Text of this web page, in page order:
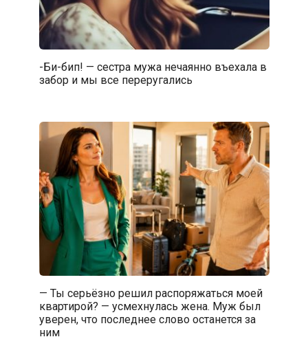
-Би-бип! — сестра мужа нечаянно въexaла в
забор и мы все пepepyгались
— Ты серьёзно решил распоряжаться моей
квартирой? — усмехнулась жена. Муж был
уверен, что последнее слово останется за
ним